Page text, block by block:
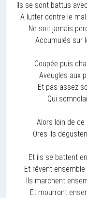
Ils se sont battus
A lutter contre le
Ne soit jamais
Accumulés sur
Coupée puis
Aveugles aux
Et pas assez
Qui
Alors loin de
Ores ils
Et ils se battent
Et rêvent
Ils marchent
Et mourront